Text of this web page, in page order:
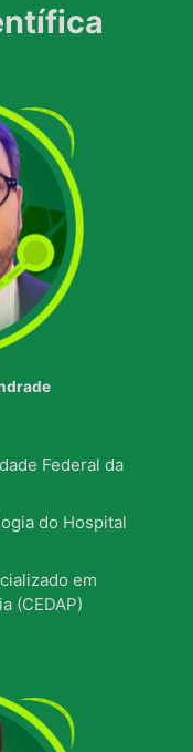
Federal da
do Hospital
em
(CEDAP)